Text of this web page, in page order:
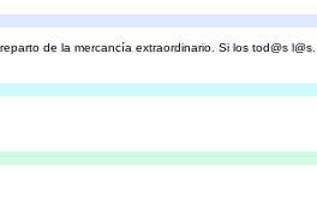
de la mercancía extraordinario. Si los tod@s